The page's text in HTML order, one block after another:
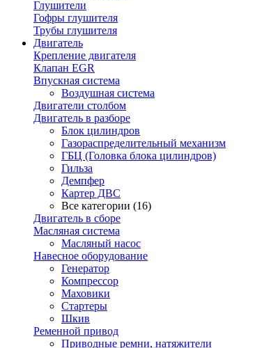
Глушители
Гофры глушителя
Трубы глушителя
Двигатель
Крепление двигателя
Клапан EGR
Впускная система
Воздушная система
Двигатели столбом
Двигатель в разборе
Блок цилиндров
Газораспределительный механизм
ГБЦ (Головка блока цилиндров)
Гильза
Демпфер
Картер ДВС
Все категории (16)
Двигатель в сборе
Масляная система
Масляный насос
Навесное оборудование
Генератор
Компрессор
Маховики
Стартеры
Шкив
Ременной привод
Приводные ремни, натяжители